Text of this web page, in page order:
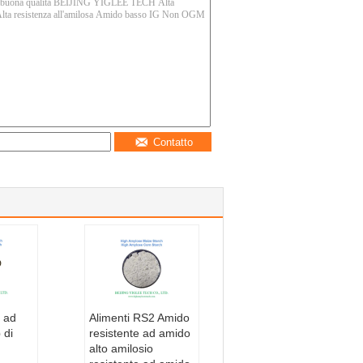
Contatto
ad
di
Alimenti RS2 Amido
resistente ad amido
alto amilosio